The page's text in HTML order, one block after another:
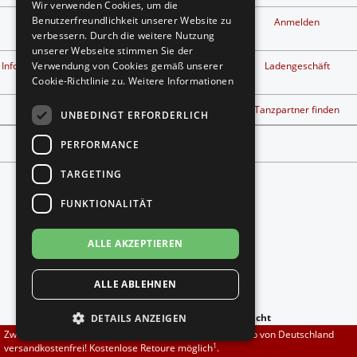
Brautschuhe
Sneaker
Untergrößen 33-35
Übergrößen 43-44
Flexerinas
Merlet
Nueva Epoca
Portdance
RayRose
Rummos
Rumpf
TopTanz
Kontakt
Privatsphäre und
Datenschutz
Anmelden
Info kostenlose Retouren1
Widerrufsbelehrung &
Widerrufsformular
Ladengeschäft
Tanzschuh Berater Workshop finden Tanzpartner finden
Vertrag widerrufen
Folgt uns auf
anzeigen: -zur Mobilen Ansicht
Copyright © 2026DADANZA.de
Zwischen 70,00 EUR und 800,00 EUR liefern wir innerhalb von Deutschland
versandkostenfrei! Kostenlose Retoure möglich1.
Wir verwenden Cookies, um die
Benutzerfreundlichkeit unserer Website zu
verbessern. Durch die weitere Nutzung
unserer Webseite stimmen Sie der
Verwendung von Cookies gemäß unserer
Cookie-Richtlinie zu. Weitere Informationen
UNBEDINGT ERFORDERLICH
PERFORMANCE
TARGETING
FUNKTIONALITÄT
ALLE AKZEPTIEREN
ALLE ABLEHNEN
DETAILS ANZEIGEN